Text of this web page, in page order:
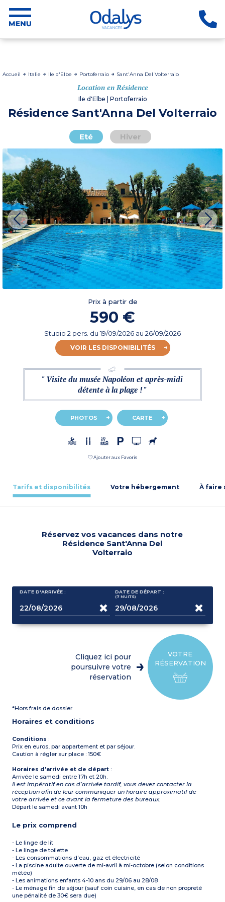
Accueil Italie Ile d'Elbe Portoferraio Sant'Anna Del Volterraio
Location en Résidence
Ile d'Elbe | Portoferraio
Résidence Sant'Anna Del Volterraio
Eté Hiver
Prix à partir de
590 €
Studio 2 pers. du19/09/2026 au 26/09/2026
VOIR LES DISPONIBILITÉS
" Visite du musée Napoléon et après-midi
détente à la plage ! "
PHOTOS CARTE
Ajouter aux Favoris
Tarifs et disponibilités Votre hébergement À faire
Réservez vos vacances dans notre
Résidence Sant'Anna Del
Volterraio
DATE D'ARRIVÉE : DATE DE DÉPART :
(7 NUITS)
VOTRE
RÉSERVATION
Cliquez ici pour
poursuivre votre
réservation
*Hors frais de dossier
Horaires et conditions
Conditions :
Prix en euros, par appartement et par séjour.
Caution à régler sur place : 150€
Horaires d'arrivée et de départ :
Arrivée le samedi entre 17h et 20h.
Il est impératif en cas d’arrivée tardif, vous devez contacter la
réception afin de leur communiquer un horaire approximatif de
votre arrivée et ce avant la fermeture des bureaux.
Départ le samedi avant 10h
Le prix comprend
- Le linge de lit
- Le linge de toilette
- Les consommations d’eau, gaz et électricité
- La piscine adulte ouverte de mi-avril à mi-octobre (selon conditions
météo)
- Les animations enfants 4-10 ans du 29/06 au 28/08
- Le ménage fin de séjour (sauf coin cuisine, en cas de non propreté
une pénalité de 30€ sera due)